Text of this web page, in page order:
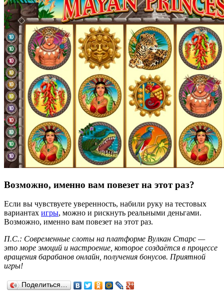
Возможно, именно вам повезет на этот раз?
Если вы чувствуете уверенность, набили руку на тестовых
вариантах игры, можно и рискнуть реальными деньгами.
Возможно, именно вам повезет на этот раз.
П.С.: Современные слоты на платформе Вулкан Старс —
это море эмоций и настроение, которое создаётся в процессе
вращения барабанов онлайн, получения бонусов. Приятной
игры!
Поделиться…